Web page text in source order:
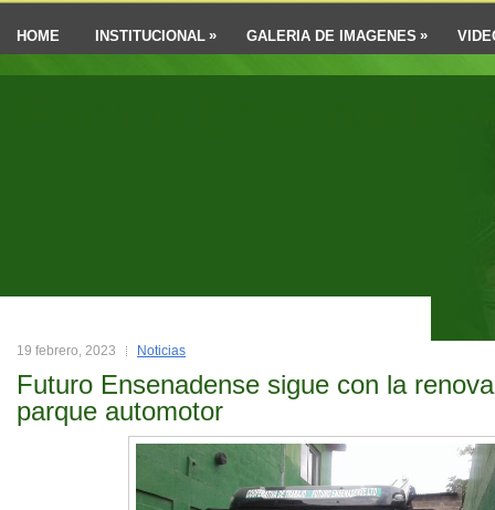
HOME INSTITUCIONAL » GALERIA DE IMAGENES »
19 febrero, 2023 Noticias
Futuro Ensenadense sigue con la
parque automotor